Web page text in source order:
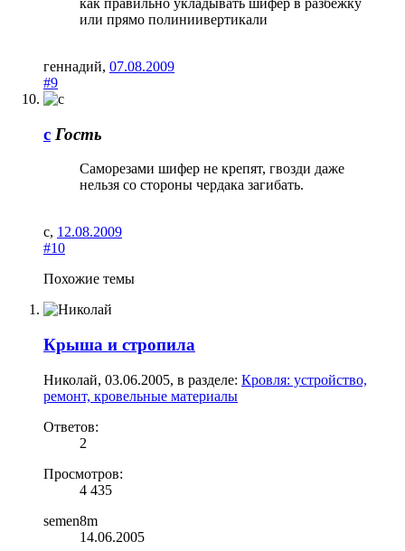
или прямо полиниивертикали
геннадий, 07.08.2009
#9
с Гость
Саморезами шифер не крепят, гвозди даже
нельзя со стороны чердака загибать.
с, 12.08.2009
#10
Похожие темы
Крыша и стропила
Николай, 03.06.2005, в разделе: Кровля: устройство,
ремонт, кровельные материалы
Ответов:
2
Просмотров:
4 435
semen8m
14.06.2005